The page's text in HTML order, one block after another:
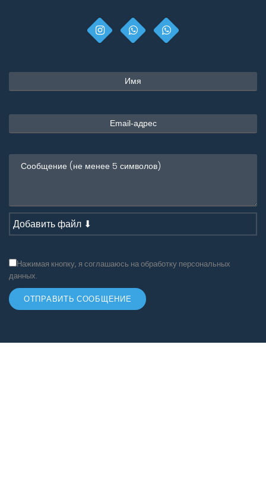
Добавить файл ⬇
Нажимая кнопку, я соглашаюсь на обработку персональных
данных.
ОТПРАВИТЬ СООБЩЕНИЕ